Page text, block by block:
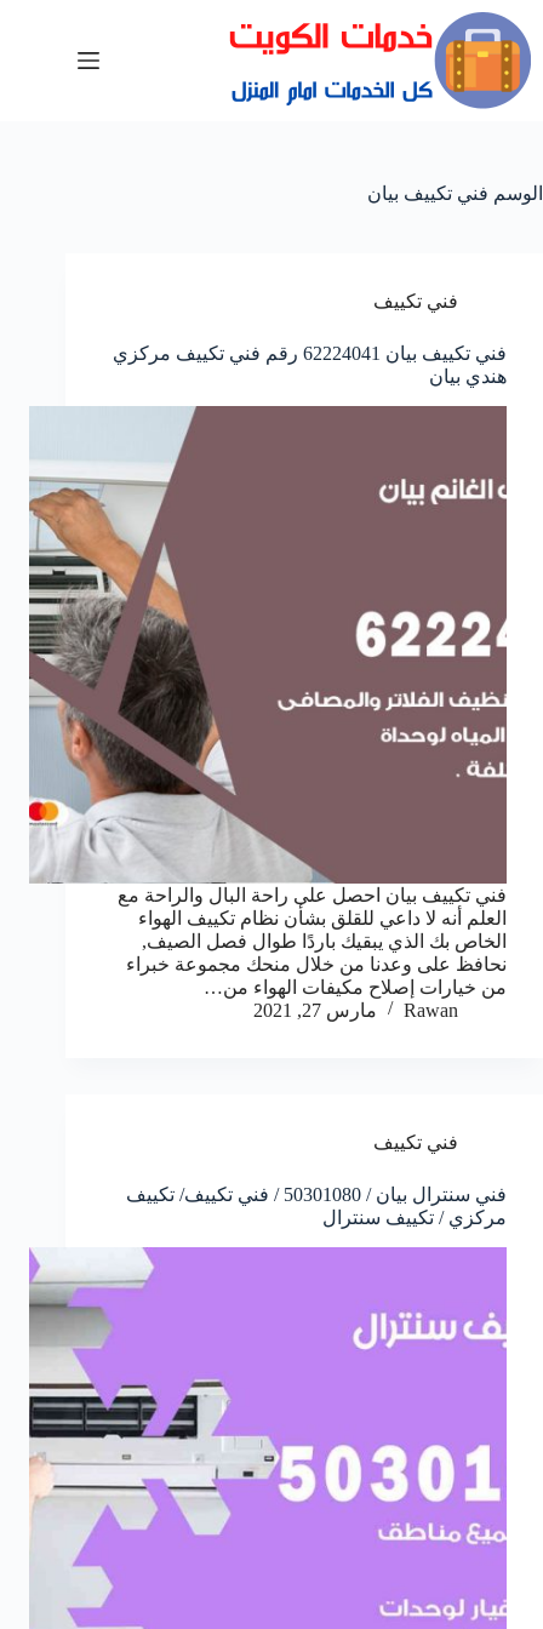
الوسم فني تكييف بيان
فني تكييف
فني تكييف بيان 62224041 رقم فني تكييف مركزي
هندي بيان
فني تكييف بيان احصل على راحة البال والراحة مع
العلم أنه لا داعي للقلق بشأن نظام تكييف الهواء
الخاص بك الذي يبقيك باردًا طوال فصل الصيف,
نحافظ على وعدنا من خلال منحك مجموعة خبراء
من خيارات إصلاح مكيفات الهواء من…
Rawan
مارس 27, 2021
فني تكييف
فني سنترال بيان / 50301080 / فني تكييف/ تكييف
مركزي / تكييف سنترال